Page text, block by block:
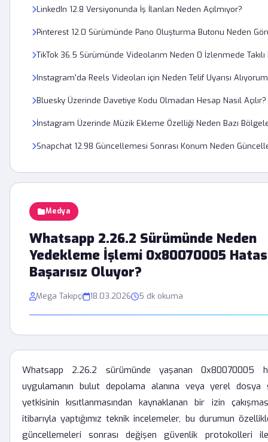
Medya
Whatsapp 2.26.2 Sürümünde Neden
Yedekleme İşlemi 0x80070005
Başarısız Oluyor?
Mega Takipçi 18.03.2026 5 dk okuma
Whatsapp 2.26.2 sürümünde yaşanan 0x80070005
uygulamanın bulut depolama alanına veya yerel dosya
yetkisinin kısıtlanmasından kaynaklanan bir izin
itibarıyla yaptığımız teknik incelemeler, bu durumun
güncellemeleri sonrası değişen güvenlik protokolleri
LinkedIn 12.8 Versiyonunda İş İlanları Neden Açılmıyor?
Pinterest 12.0 Sürümünde Pano Oluşturma Butonu Neden
TikTok 36.5 Sürümünde Videolarım Neden 0 İzlenmede Takılı
Instagram'da Reels Videoları için Neden Telif Uyarısı
Bluesky Üzerinde Davetiye Kodu Olmadan Hesap Nasıl Açılır?
İnstagram Üzerinde Müzik Ekleme Özelliği Neden Bazı
Snapchat 12.98 Güncellemesi Sonrası Konum Neden